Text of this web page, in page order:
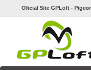
Oficial Site GPLoft -